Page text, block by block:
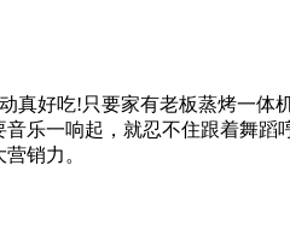
真好吃!只要家有老板蒸烤一
乐一响起，就忍不住跟着舞蹈
销力。